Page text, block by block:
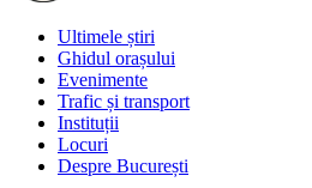
Ultimele știri
Ghidul orașului
Evenimente
Trafic și transport
Instituții
Locuri
Despre București